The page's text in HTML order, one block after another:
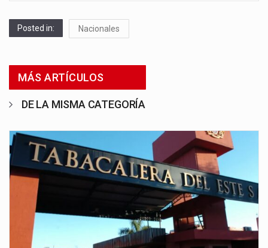
Posted in: Nacionales
MÁS ARTÍCULOS
DE LA MISMA CATEGORÍA